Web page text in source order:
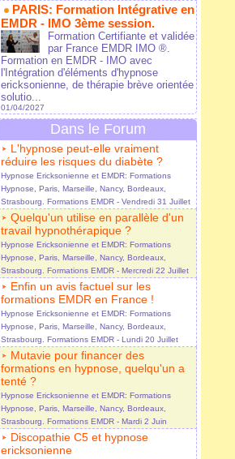
PARIS: Formation Intégrative en
EMDR - IMO 3ème session.
Formation Certifiante et validée
par France EMDR IMO ®.
Formation en EMDR - IMO avec
l'Intégration d'éléments d'hypnose
ericksonienne, de thérapie brève orientée
solutio...
01/04/2027
Dans le Forum
L'hypnose peut-elle vraiment
réduire les risques du diabète ?
Hypnose Ericksonienne et EMDR: Formations
Hypnose, Paris, Marseille, Nancy, Bordeaux,
Strasbourg. Formations EMDR - Vendredi 31 Juillet
Quelqu'un utilise en parallèle d'un
travail hypnothérapique ?
Hypnose Ericksonienne et EMDR: Formations
Hypnose, Paris, Marseille, Nancy, Bordeaux,
Strasbourg. Formations EMDR - Mercredi 22 Juillet
Enfin un avis factuel sur les
formations EMDR en France !
Hypnose Ericksonienne et EMDR: Formations
Hypnose, Paris, Marseille, Nancy, Bordeaux,
Strasbourg. Formations EMDR - Lundi 20 Juillet
Mutavie pour financer des
formations en hypnose, quelqu'un a
tenté ?
Hypnose Ericksonienne et EMDR: Formations
Hypnose, Paris, Marseille, Nancy, Bordeaux,
Strasbourg. Formations EMDR - Mardi 2 Juin
Discopathie C5 et hypnose
ericksonienne